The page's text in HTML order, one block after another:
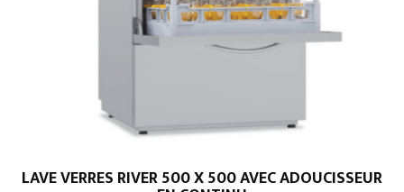
LAVE VERRES RIVER 500 X 500 AVEC ADOUCISSEUR